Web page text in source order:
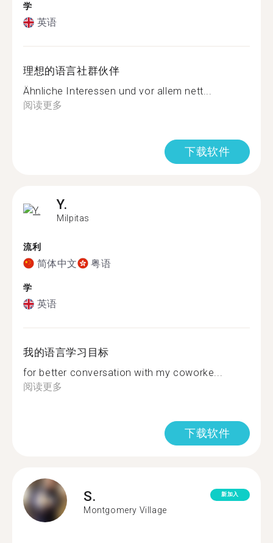
学
英语
理想的语言社群伙伴
Ähnliche Interessen und vor allem nett...
阅读更多
下载软件
Y.
Milpitas
流利
简体中文 粤语
学
英语
我的语言学习目标
for better conversation with my coworke...
阅读更多
下载软件
S.
Montgomery Village
新加入